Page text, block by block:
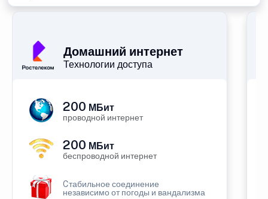
Домашний интернет
Технологии доступа
200 МБит
проводной интернет
200 МБит
беспроводной интернет
Cтабильное соединение
независимо от погоды и вандализма